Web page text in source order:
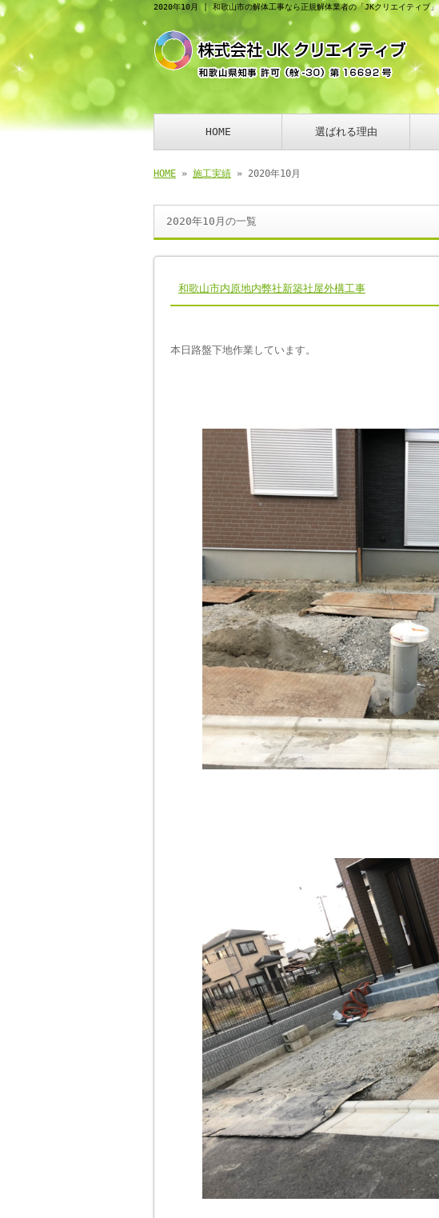
2020年10月 | 和歌山市の解体工事なら正規解体業者の「JKクリエイティブ」
HOME 選ばれる理由
HOME » 施工実績 » 2020年10月
2020年10月の一覧
和歌山市内原地内弊社新築社屋外構工事
本日路盤下地作業しています。